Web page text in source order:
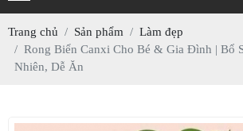
Trang chủ Sản phẩm
Làm đẹp
Rong Biển Canxi Cho Bé & Gia Đình | Bổ
Nhiên, Dễ Ăn